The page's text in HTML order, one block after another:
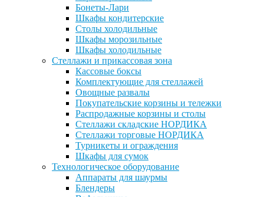
Бонеты-Лари
Шкафы кондитерские
Столы холодильные
Шкафы морозильные
Шкафы холодильные
Стеллажи и прикассовая зона
Кассовые боксы
Комплектующие для стеллажей
Овощные развалы
Покупательские корзины и тележки
Распродажные корзины и столы
Стеллажи складские НОРДИКА
Стеллажи торговые НОРДИКА
Турникеты и ограждения
Шкафы для сумок
Технологическое оборудование
Аппараты для шаурмы
Блендеры